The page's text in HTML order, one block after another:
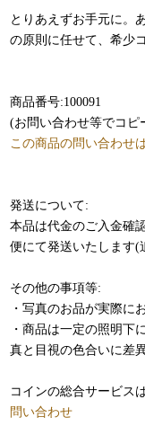
とりあえずお手元に。
の原則に任せて、希少
商品番号:100091
(お問い合わせ等でコピ
この商品の問い合わせ
発送について:
本品は代金のご入金確
便にて発送いたします(
その他の事項等:
・写真のお品が実際に
・商品は一定の照明下
真と目視の色合いに差
コインの総合サービス
問い合わせ